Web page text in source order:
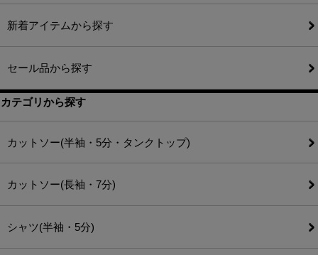
新着アイテムから探す
セール品から探す
カテゴリから探す
カットソー(半袖・5分・タンクトップ)
カットソー(長袖・7分)
シャツ(半袖・5分)